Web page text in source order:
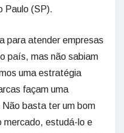
Paulo (SP).
para atender empresas
país, mas não sabiam
uma estratégia
façam uma
basta ter um bom
mercado, estudá-lo e